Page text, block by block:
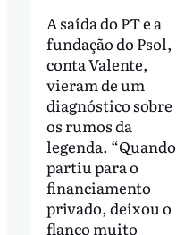
A saída do PT e a
fundação do Psol,
conta Valente,
vieram de um
diagnóstico sobre
os rumos da
legenda. “Quando
partiu para o
financiamento
privado, deixou o
flanco muito